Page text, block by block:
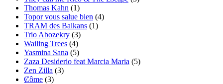
Thomas Kahn (1)
Topor vous salue bien (4)
TRAM des Balkans (1)
Trio Abozekry (3)
Wailing Trees (4)
Yasmina Sana (5)
Zaza Desiderio feat Marcia Maria (5)
Zen Zilla (3)
Ȼôme (3)